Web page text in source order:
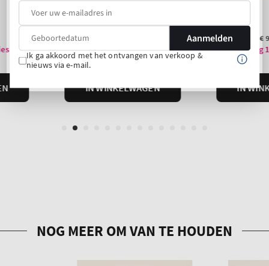
Aanmelden
Ik ga akkoord met het ontvangen van verkoop &
nieuws via e-mail.